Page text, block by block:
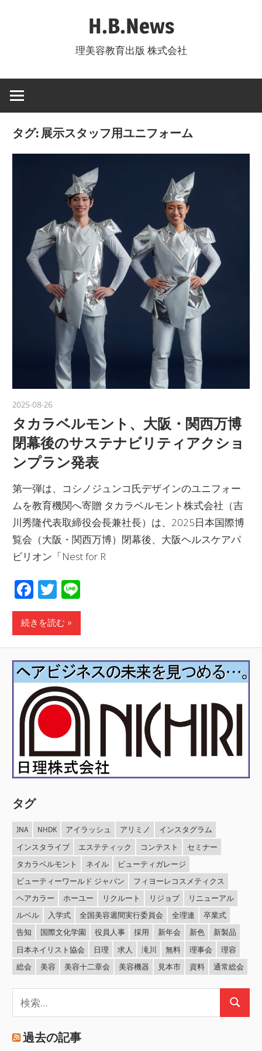
ツ
ス
H.B.News
理美容教育出版 株式会社
タグ: 展示スタッフ用ユニフォーム
2025-08-26
タカラベルモント、大阪・関西万博
閉幕後のサステナビリティアクショ
ンプラン発表
第一弾は、コシノジュンコ氏デザインのユニフォー
ムを教育機関へ寄贈 タカラベルモント株式会社（吉
川秀隆代表取締役会長兼社長）は、2025日本国際博
覧会（大阪・関西万博）閉幕後、大阪ヘルスケアパ
ビリオン「Nest for R
Facebook
Twitter
続きを読む
タグ
JNA NHDK アイラッシュ アリミノ
インスタグラム
インスタライブ
エステティック コンテスト
セミナー
タカラベルモント
ネイル
ビューティガレージ
ビューティーワールド ジャパン
フィヨーレコスメティクス
ヘアカラー
ホーユー リクルート リジョブ
リニューアル
ルベル
入学式 全国美容週間実行委員会 全理連
卒業式
告知
国際文化学園 役員人事 採用 新年会 新色
新製品
日本ネイリスト協会
日理 求人 滝川 無料 理事会
理容
総会
美容 美容十二章会 美容機器 見本市 資料 通常総会
検
過去の記事